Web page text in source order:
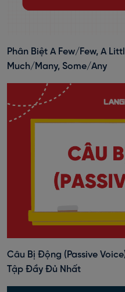
Phân Biệt A Few/Few, A
Much/Many, Some/Any
Câu Bị Động (Passive
Tập Đầy Đủ Nhất